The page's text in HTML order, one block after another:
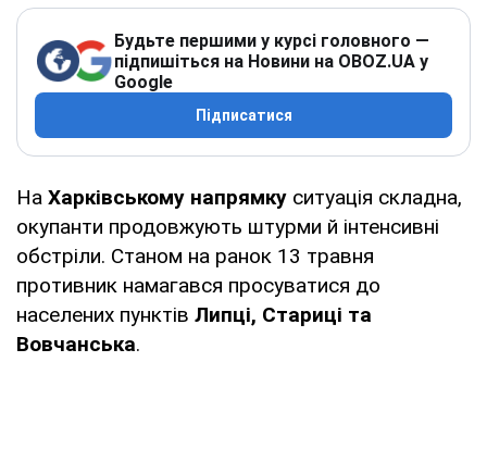
Будьте першими у курсі головного —
підпишіться на Новини на OBOZ.UA у
Google
Підписатися
На Харківському напрямку ситуація складна,
окупанти продовжують штурми й інтенсивні
обстріли. Станом на ранок 13 травня
противник намагався просуватися до
населених пунктів Липці, Стариці та
Вовчанська.